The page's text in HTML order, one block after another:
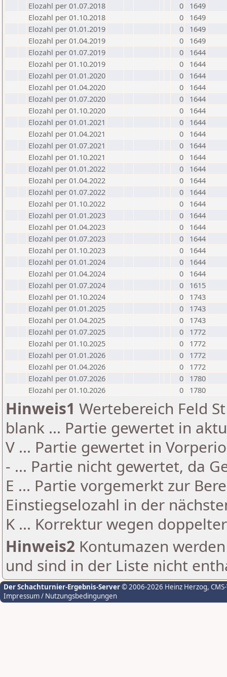
Elozahl per 01.07.2018
0
1649
Elozahl per 01.10.2018
0
1649
Elozahl per 01.01.2019
0
1649
Elozahl per 01.04.2019
0
1649
Elozahl per 01.07.2019
0
1644
Elozahl per 01.10.2019
0
1644
Elozahl per 01.01.2020
0
1644
Elozahl per 01.04.2020
0
1644
Elozahl per 01.07.2020
0
1644
Elozahl per 01.10.2020
0
1644
Elozahl per 01.01.2021
0
1644
Elozahl per 01.04.2021
0
1644
Elozahl per 01.07.2021
0
1644
Elozahl per 01.10.2021
0
1644
Elozahl per 01.01.2022
0
1644
Elozahl per 01.04.2022
0
1644
Elozahl per 01.07.2022
0
1644
Elozahl per 01.10.2022
0
1644
Elozahl per 01.01.2023
0
1644
Elozahl per 01.04.2023
0
1644
Elozahl per 01.07.2023
0
1644
Elozahl per 01.10.2023
0
1644
Elozahl per 01.01.2024
0
1644
Elozahl per 01.04.2024
0
1644
Elozahl per 01.07.2024
0
1615
Elozahl per 01.10.2024
0
1743
Elozahl per 01.01.2025
0
1743
Elozahl per 01.04.2025
0
1743
Elozahl per 01.07.2025
0
1772
Elozahl per 01.10.2025
0
1772
Elozahl per 01.01.2026
0
1772
Elozahl per 01.04.2026
0
1772
Elozahl per 01.07.2026
0
1780
Elozahl per 01.10.2026
0 1780
Hinweis1 Wertebereich Feld
blank ... Partie gewertet in
V ... Partie gewertet in
- ... Partie nicht gewertet, da
E ... Partie vorgemerkt zur
Einstiegselozahl in der
K ... Korrektur wegen
Hinweis2 Kontumazen
und sind in der Liste nicht
Der Schachturnier-Ergebnis-Server© 2006-2026 Heinz Herzog,
Impressum / Nutzungsbedingungen